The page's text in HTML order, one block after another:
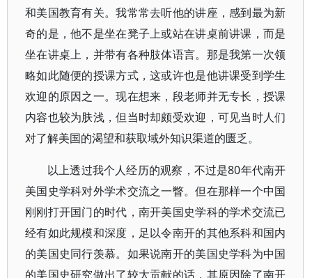
和美国教育有关。我常常去听他的讲座，感到最为新
奇的是，他不是坐在凳子上或站在讲桌前讲课，而是
坐在讲桌上，并带有各种肢体语言。那是我第一次领
略如此随便的授课方式，这或许也是他讲课受到学生
欢迎的原因之一。现在想来，段老师并无专长，授课
内容也较为肤浅，但当时却颇受欢迎，可见当时人们
对了解美国的渴望和获取域外知识渠道的匮乏。
以上透过我个人经历的观察，不过是80年代南开
美国史学科对外学术交流之一瞥。但在那样一个中国
刚刚打开国门的时代，南开美国史学科的学术交流已
经有如此规模和深度，足以令南开的其他系科和国内
的美国史同行羡慕。如果说南开的美国史学科为中国
的美国史研究做出了较大贡献的话，其原因除了南开